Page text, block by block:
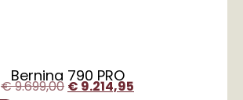
Bernina 790 PRO
€9.699,00 €9.214,95